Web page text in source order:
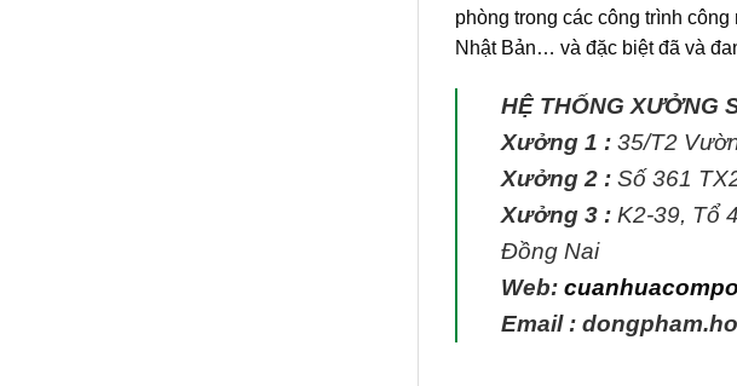
phòng trong các công trình
Nhật Bản… và đặc biệt đã và
HỆ THỐNG XƯỞNG
Xưởng 1 :35/T2
Xưởng 2 :Số 361
Xưởng 3 :K2-39, Tổ
Đồng Nai
Web:
Email :